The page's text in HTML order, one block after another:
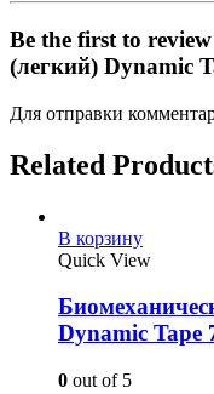
Be the first to
(легкий) Dynamic
Для отправки
Related
В корзину
Quick View
Dynamic Tape
0 out of 5